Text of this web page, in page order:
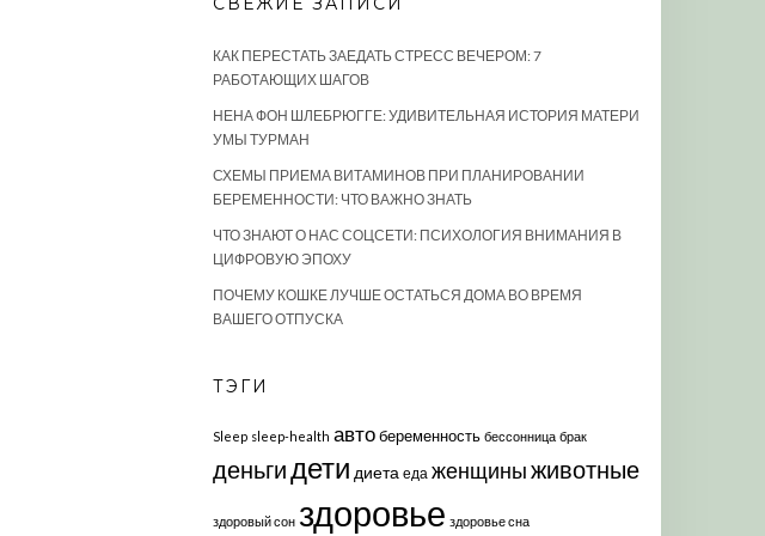
КАК ПЕРЕСТАТЬ ЗАЕДАТЬ СТРЕСС ВЕЧЕРОМ: 7
РАБОТАЮЩИХ ШАГОВ
НЕНА ФОН ШЛЕБРЮГГЕ: УДИВИТЕЛЬНАЯ ИСТОРИЯ МАТЕРИ
УМЫ ТУРМАН
СХЕМЫ ПРИЕМА ВИТАМИНОВ ПРИ ПЛАНИРОВАНИИ
БЕРЕМЕННОСТИ: ЧТО ВАЖНО ЗНАТЬ
ЧТО ЗНАЮТ О НАС СОЦСЕТИ: ПСИХОЛОГИЯ ВНИМАНИЯ В
ЦИФРОВУЮ ЭПОХУ
ПОЧЕМУ КОШКЕ ЛУЧШЕ ОСТАТЬСЯ ДОМА ВО ВРЕМЯ
ВАШЕГО ОТПУСКА
ТЭГИ
Sleep sleep-health автобеременность бессонница брак
деньгидети диета еда женщиныживотные
здоровый сон здоровье здоровье сна